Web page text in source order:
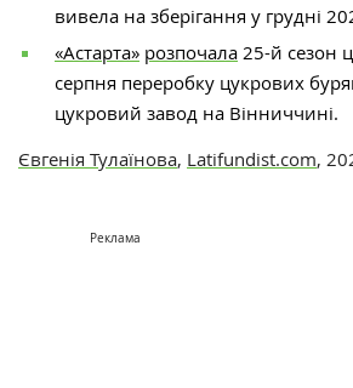
вивела на зберігання у грудні
«Астарта» розпочала 25-й сезон
серпня переробку цукрових
цукровий завод на Вінниччині.
Євгенія Тулаїнова, Latifundist.com,
Реклама